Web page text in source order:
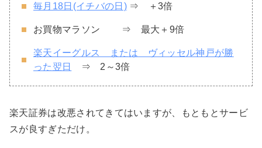
毎月18日(イチバの日)⇒ ＋3倍
お買物マラソン ⇒ 最大＋9倍
楽天イーグルス または ヴィッセル神戸が勝
った翌日
⇒ 2～3倍
楽天証券は改悪されてきてはいますが、もともとサービ
スが良すぎただけ。